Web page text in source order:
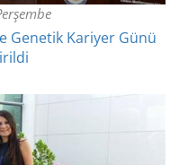
Genetik Kariyer Günü